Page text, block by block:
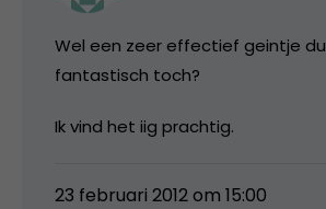
Wel een zeer effectief geintje
fantastisch toch?
Ik vind het iig prachtig.
23 februari 2012 om 15:00